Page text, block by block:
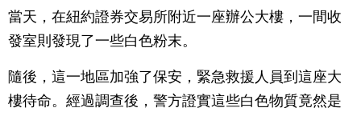
當天，在紐約證券交易所附近一座辦公大樓，一間收
發室則發現了一些白色粉末。
隨後，這一地區加強了保安，緊急救援人員到這座大
樓待命。經過調查後，警方證實這些白色物質竟然是